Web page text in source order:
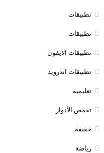
تطبيقات
تطبيقات
تطبيقات الايفون
تطبيقات اندرويد
تعليمية
تقمص الأدوار
خفيفة
رياضة